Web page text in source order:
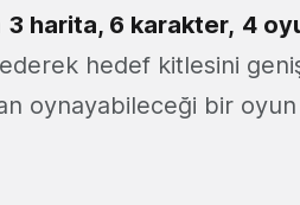
3 harita, 6 karakter, 4
hedef kitlesini
oynayabileceği bir